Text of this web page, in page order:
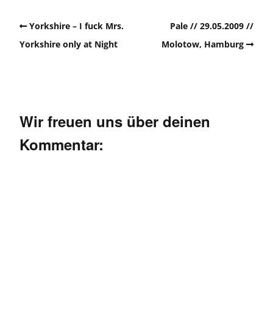
Yorkshire – I fuck Mrs.
Yorkshire only at Night
Pale // 29.05.2009 //
Molotow, Hamburg
Wir freuen uns über deinen
Kommentar: